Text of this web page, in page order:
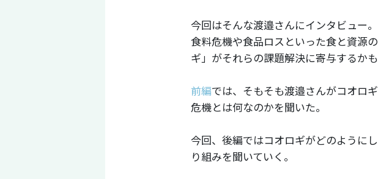
今回はそんな渡邉さんにインタビュー。
食料危機や食品ロスといった食と資源
ギ」がそれらの課題解決に寄与するかも
前編では、そもそも渡邉さんがコオロ
危機とは何なのかを聞いた。
今回、後編ではコオロギがどのように
り組みを聞いていく。